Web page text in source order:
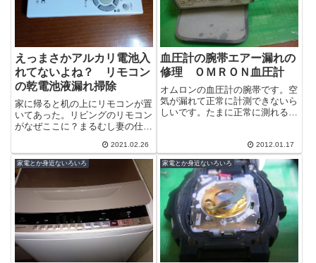
えっまさかアルカリ電池入
れてないよね？ リモコン
の乾電池液漏れ掃除
家に帰ると机の上にリモコンが置
いてあった。リビングのリモコン
がなぜここに？まるむし妻の仕業
＾；えっまさかアルカリ電池入れ
てた？と今更...
2021.02.26
血圧計の腕帯エアー漏れの
修理 ＯＭＲＯＮ血圧計
オムロンの血圧計の腕帯です。空
気が漏れて正常に計測できないら
しいです。たまに正常に測れるら
2012.01.17
家電とか身近ないろいろ 家電とか身近ないろいろ